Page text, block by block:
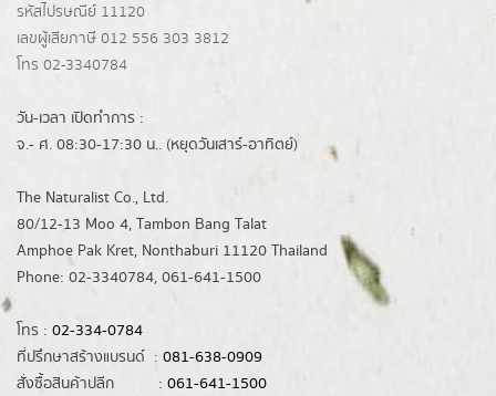
รหัสไปรษณีย์ 11120
เลขผู้เสียภาษี 012 556 303 3812
โทร 02-3340784
วัน-เวลา เปิดทำการ :
จ.- ศ. 08:30-17:30 น.. (หยุดวันเสาร์-อาทิตย์)
The Naturalist Co., Ltd.
80/12-13 Moo 4, Tambon Bang Talat
Amphoe Pak Kret, Nonthaburi 11120 Thailand
Phone: 02-3340784, 061-641-1500
โทร : 02-334-0784
ที่ปรึกษาสร้างแบรนด์ : 081-638-0909
สั่งซื้อสินค้าปลีก : 061-641-1500